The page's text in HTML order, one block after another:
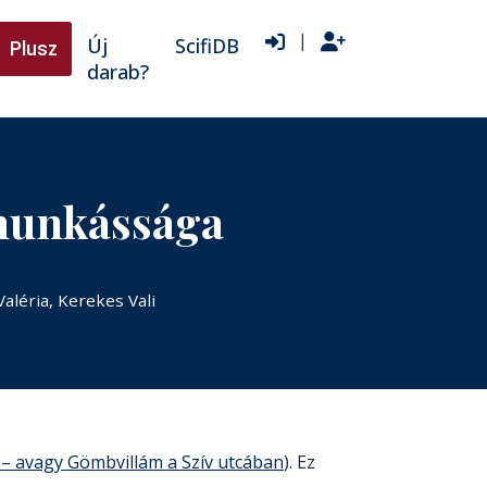
Plusz
Új
darab?
ScifiDB |
Kerekes Vali
avagy Gömbvillám a Szív utcában). Ez